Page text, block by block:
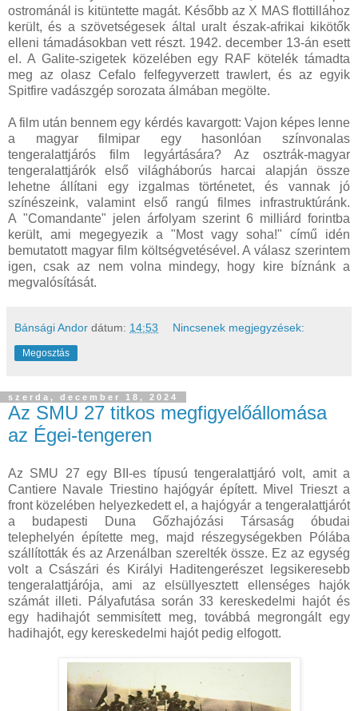
ostrománál is kitüntette magát. Később az X MAS flottillához
került, és a szövetségesek által uralt észak-afrikai kikötők
elleni támadásokban vett részt. 1942. december 13-án esett
el. A Galite-szigetek közelében egy RAF kötelék támadta
meg az olasz Cefalo felfegyverzett trawlert, és az egyik
Spitfire vadászgép sorozata álmában megölte.
A film után bennem egy kérdés kavargott: Vajon képes lenne
a magyar filmipar egy hasonlóan színvonalas
tengeralattjárós film legyártására? Az osztrák-magyar
tengeralattjárók első világháborús harcai alapján össze
lehetne állítani egy izgalmas történetet, és vannak jó
színészeink, valamint első rangú filmes infrastruktúránk.
A "Comandante" jelen árfolyam szerint 6 milliárd forintba
került, ami megegyezik a "Most vagy soha!" című idén
bemutatott magyar film költségvetésével. A válasz szerintem
igen, csak az nem volna mindegy, hogy kire bíznánk a
megvalósítását.
Bánsági Andor dátum: 14:53 Nincsenek megjegyzések:
Megosztás
szerda, december 18, 2024
Az SMU 27 titkos megfigyelőállomása
az Égei-tengeren
Az SMU 27 egy BII-es típusú tengeralattjáró volt, amit a
Cantiere Navale Triestino hajógyár épített. Mivel Trieszt a
front közelében helyezkedett el, a hajógyár a tengeralattjárót
a budapesti Duna Gőzhajózási Társaság óbudai
telephelyén építette meg, majd részegységekben Pólába
szállították és az Arzenálban szerelték össze. Ez az egység
volt a Császári és Királyi Haditengerészet legsikeresebb
tengeralattjárója, ami az elsüllyesztett ellenséges hajók
számát illeti. Pályafutása során 33 kereskedelmi hajót és
egy hadihajót semmisített meg, továbbá megrongált egy
hadihajót, egy kereskedelmi hajót pedig elfogott.